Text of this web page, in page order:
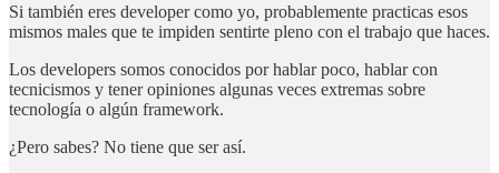
Si también eres developer como yo, probablemente practicas esos
mismos males que te impiden sentirte pleno con el trabajo que haces.
Los developers somos conocidos por hablar poco, hablar con
tecnicismos y tener opiniones algunas veces extremas sobre
tecnología o algún framework.
¿Pero sabes? No tiene que ser así.